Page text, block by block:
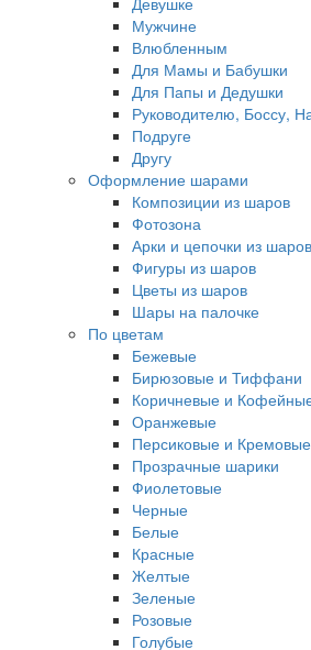
Мужчине
Влюбленным
Для Мамы и Бабушки
Для Папы и Дедушки
Руководителю, Боссу,
Подруге
Другу
Оформление шарами
Композиции из шаров
Фотозона
Арки и цепочки из шаров
Фигуры из шаров
Цветы из шаров
Шары на палочке
По цветам
Бежевые
Бирюзовые и Тиффани
Коричневые и
Оранжевые
Персиковые и Кремовые
Прозрачные шарики
Фиолетовые
Черные
Белые
Красные
Желтые
Зеленые
Розовые
Голубые